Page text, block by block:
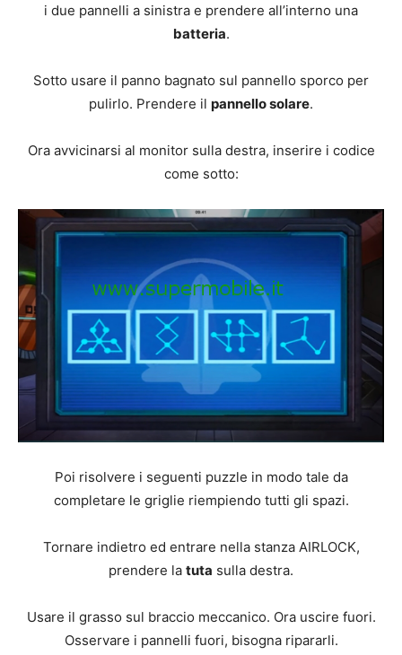
i due pannelli a sinistra e prendere all’interno una
batteria.
Sotto usare il panno bagnato sul pannello sporco per
pulirlo. Prendere il pannello solare.
Ora avvicinarsi al monitor sulla destra, inserire i codice
come sotto:
Poi risolvere i seguenti puzzle in modo tale da
completare le griglie riempiendo tutti gli spazi.
Tornare indietro ed entrare nella stanza AIRLOCK,
prendere la tuta sulla destra.
Usare il grasso sul braccio meccanico. Ora uscire fuori.
Osservare i pannelli fuori, bisogna ripararli.